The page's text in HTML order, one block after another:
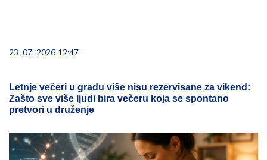
23. 07. 2026 12:47
Letnje večeri u gradu više nisu rezervisane za vikend:
Zašto sve više ljudi bira večeru koja se spontano
pretvori u druženje